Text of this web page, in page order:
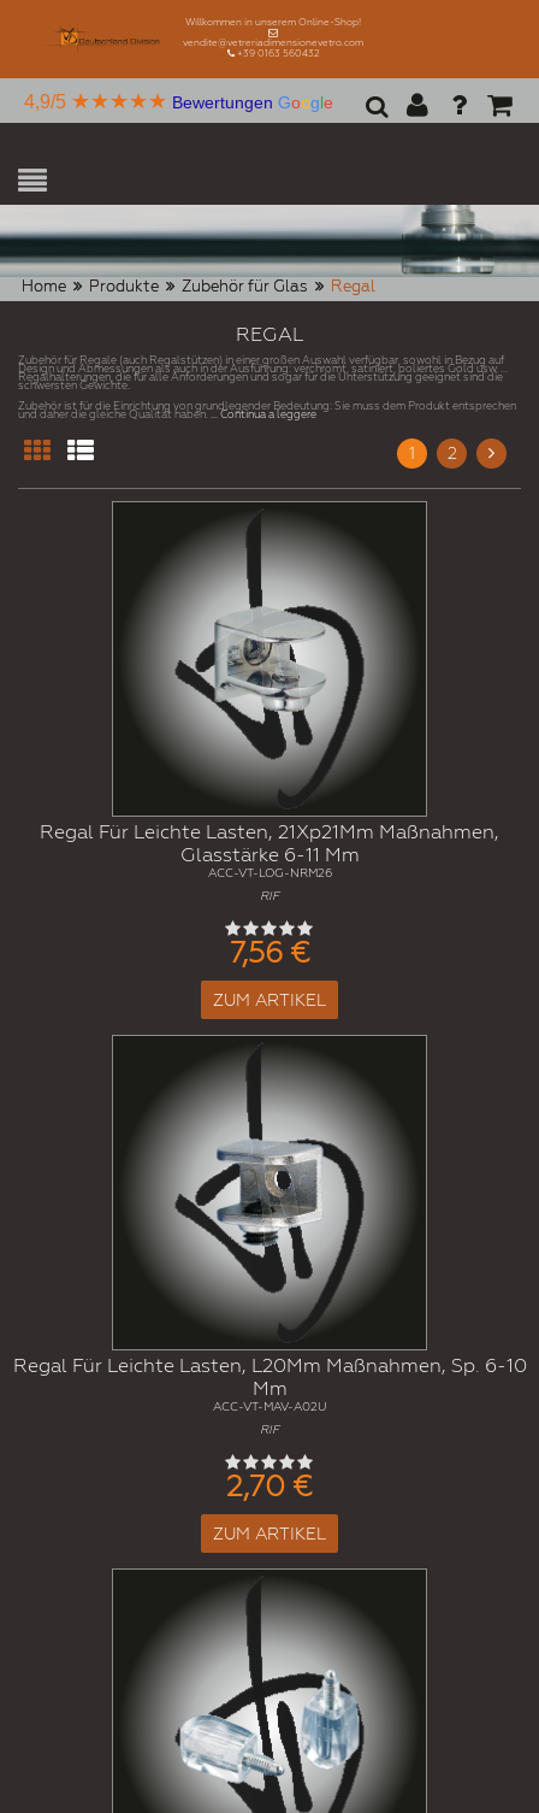
Willkommen in unserem Online-Shop!
vendite@vetreriadimensionevetro.com
+39 0163 560432
4,9/5 ★★★★★ Bewertungen Google
Home Produkte Zubehör für Glas Regal
REGAL
Zubehör für Regale (auch Regalstützen) in einer großen Auswahl verfügbar, sowohl in Bezug auf
Design und Abmessungen als auch in der Ausführung: verchromt, satiniert, poliertes Gold usw. ...
Regalhalterungen, die für alle Anforderungen und sogar für die Unterstützung geeignet sind die
schwersten Gewichte.
Zubehör ist für die Einrichtung von grundlegender Bedeutung: Sie muss dem Produkt entsprechen
und daher die gleiche Qualität haben. ... Continua a leggere
1
2
Regal Für Leichte Lasten, 21Xp21Mm Maßnahmen,
Glasstärke 6-11 Mm
ACC-VT-LOG-NRM26
RIF
7,56 €
ZUM ARTIKEL
Regal Für Leichte Lasten, L20Mm Maßnahmen, Sp. 6-10
Mm
ACC-VT-MAV-A02U
RIF
2,70 €
ZUM ARTIKEL